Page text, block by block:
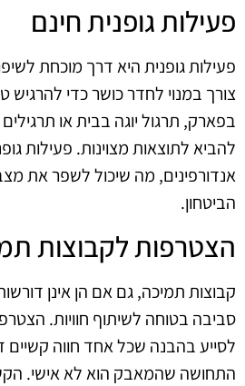
פעילות גופנית חינם
פעילות גופנית היא דרך מוכחת
צורך במנוי לחדר כושר כדי להרגיש
בפארק, תרגול יוגה בבית או
להביא לתוצאות מצוינות. פעילות
אנדורפינים, מה שיכול לשפר את
הביטחון.
הצטרפות לקבוצות
קבוצות תמיכה, גם אם הן אינן
סביבה בטוחה לשיתוף חוויות.
לסייע בהבנה שכל אחד חווה קשיים
התחושה שהמאבק הוא לא אישי.